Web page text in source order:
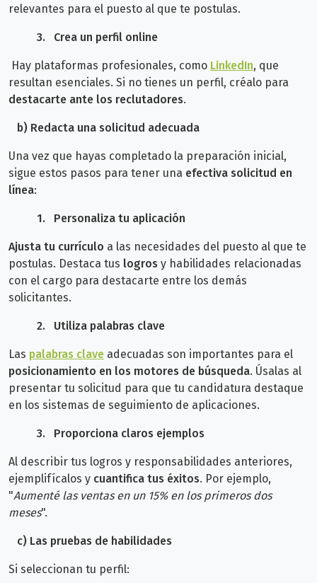
relevantes para el puesto al que te postulas.
3. Crea un perfil online
Hay plataformas profesionales, como LinkedIn, que
resultan esenciales. Si no tienes un perfil, créalo para
destacarte ante los reclutadores.
b) Redacta una solicitud adecuada
Una vez que hayas completado la preparación inicial,
sigue estos pasos para tener una efectiva solicitud en
línea:
1. Personaliza tu aplicación
Ajusta tu currículo a las necesidades del puesto al que te
postulas. Destaca tus logros y habilidades relacionadas
con el cargo para destacarte entre los demás
solicitantes.
2. Utiliza palabras clave
Las palabras clave adecuadas son importantes para el
posicionamiento en los motores de búsqueda. Úsalas al
presentar tu solicitud para que tu candidatura destaque
en los sistemas de seguimiento de aplicaciones.
3. Proporciona claros ejemplos
Al describir tus logros y responsabilidades anteriores,
ejemplifícalos y cuantifica tus éxitos. Por ejemplo,
"Aumenté las ventas en un 15% en los primeros dos
meses".
c) Las pruebas de habilidades
Si seleccionan tu perfil: